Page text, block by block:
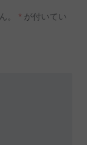
。 * が付いてい